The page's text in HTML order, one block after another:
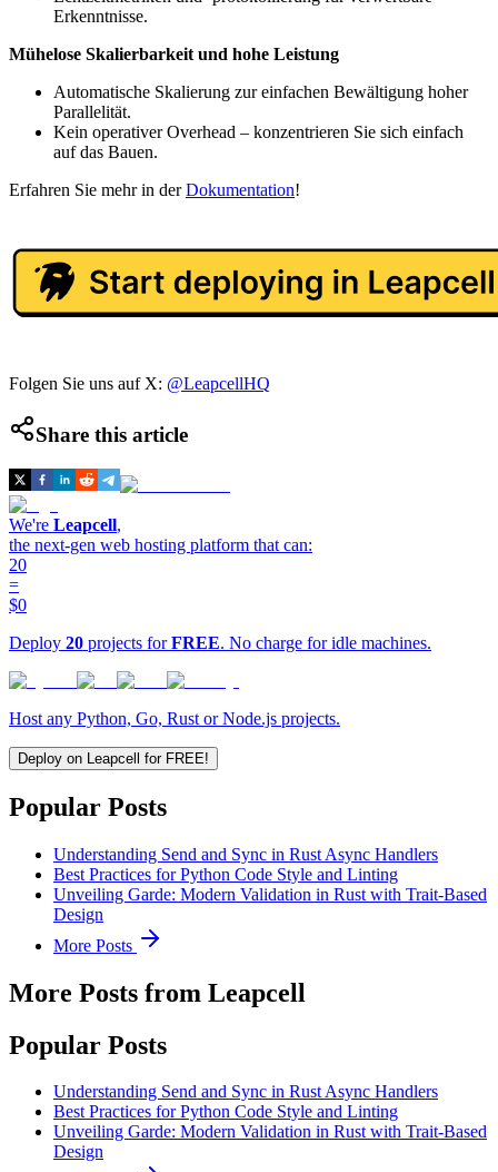
Erkenntnisse.
Mühelose Skalierbarkeit und hohe Leistung
Automatische Skalierung zur einfachen Bewältigung hoher
Parallelität.
Kein operativer Overhead – konzentrieren Sie sich einfach
auf das Bauen.
Erfahren Sie mehr in derDokumentation!
Folgen Sie uns auf X: @LeapcellHQ
Share this article
We're Leapcell,
the next-gen web hosting platform that can:
20
=
$0
Deploy 20 projects forFREE. No charge for idle machines.
Host any Python, Go, Rust or Node.js projects.
Deploy on Leapcell for FREE!
Popular Posts
Understanding Send and Sync in Rust Async Handlers
Best Practices for Python Code Style and Linting
Unveiling Garde: Modern Validation in Rust with Trait-Based
Design
More Posts
More Posts from Leapcell
Popular Posts
Understanding Send and Sync in Rust Async Handlers
Best Practices for Python Code Style and Linting
Unveiling Garde: Modern Validation in Rust with Trait-Based
Design